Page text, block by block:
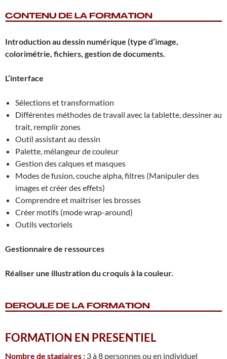
Introduction au dessin numérique (type d’image,
colorimétrie, fichiers, gestion de documents.
L’interface
Sélections et transformation
Différentes méthodes de travail avec la tablette, dessiner au
trait, remplir zones
Outil assistant au dessin
Palette, mélangeur de couleur
Gestion des calques et masques
Modes de fusion, couche alpha, filtres (Manipuler des
images et créer des effets)
Comprendre et maitriser les brosses
Créer motifs (mode wrap-around)
Outils vectoriels
Gestionnaire de ressources
Réaliser une illustration du croquis à la couleur.
FORMATION EN PRESENTIEL
Nombre de stagiaires : 3 à 8 personnes ou en individuel